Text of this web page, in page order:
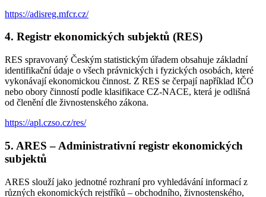
https://adisreg.mfcr.cz/
4. Registr ekonomických subjektů (RES)
RES spravovaný Českým statistickým úřadem obsahuje základní
identifikační údaje o všech právnických i fyzických osobách, které
vykonávají ekonomickou činnost. Z RES se čerpají například IČO
nebo obory činností podle klasifikace CZ-NACE, která je odlišná
od členění dle živnostenského zákona.
https://apl.czso.cz/res/
5. ARES – Administrativní registr ekonomických
subjektů
ARES slouží jako jednotné rozhraní pro vyhledávání informací z
různých ekonomických rejstříků – obchodního, živnostenského,